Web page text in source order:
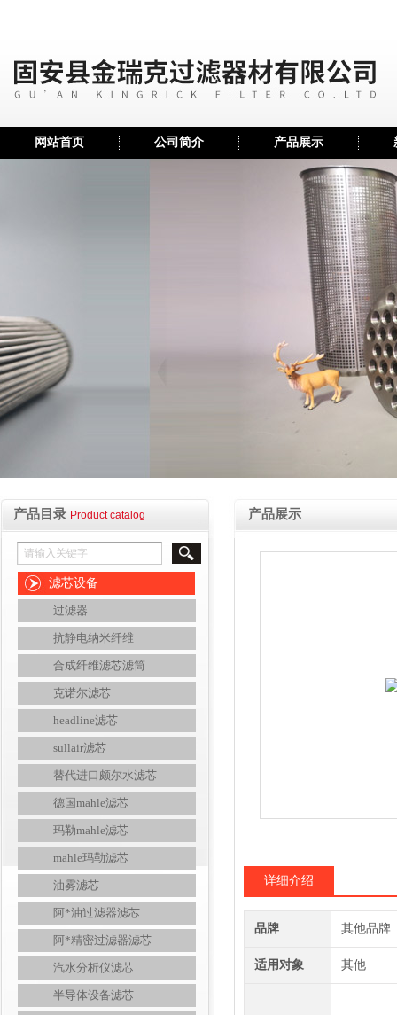
网站首页 公司简介 产品展示
产品目录 Product catalog
滤芯设备
过滤器
抗静电纳米纤维
合成纤维滤芯滤筒
克诺尔滤芯
headline滤芯
sullair滤芯
替代进口颇尔水滤芯
德国mahle滤芯
玛勒mahle滤芯
mahle玛勒滤芯
油雾滤芯
阿*油过滤器滤芯
阿*精密过滤器滤芯
汽水分析仪滤芯
半导体设备滤芯
产品展示
详细介绍
品牌 其他品牌
适用对象 其他